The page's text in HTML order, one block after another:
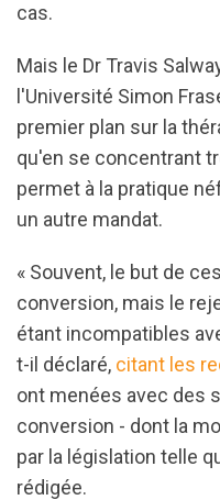
cas.
Mais le Dr Travis
l'Université Simon
premier plan sur la
qu'en se concentrant
permet à la pratique
un autre mandat.
« Souvent, le but de
conversion, mais le
étant incompatibles
t-il déclaré, citant les
ont menées avec des
conversion - dont la
par la législation telle
rédigée.